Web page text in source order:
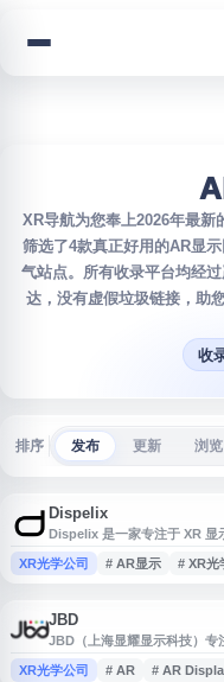
XR导航为您奉上2026年最新
筛选了4款真正好用的AR显
气站点。所有收录平台均经
达，没有虚假垃圾链接，助
收
排序 发布 更新 浏览
Dispelix
Dispelix 是一家专注于 XR 显
解决方案，适用于近眼显示、
其产品面向需要轻量化、透视
XR光学公司 # AR显示 # XR光
JBD
JBD（上海显耀显示科技）
镜、智能眼镜和近眼显示设备
网站展示了 MicroLED
XR光学公司 # AR # AR